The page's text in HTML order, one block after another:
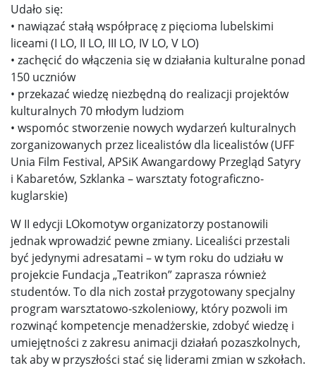
Udało się:
• nawiązać stałą współpracę z pięcioma lubelskimi
liceami (I LO, II LO, III LO, IV LO, V LO)
• zachęcić do włączenia się w działania kulturalne ponad
150 uczniów
• przekazać wiedzę niezbędną do realizacji projektów
kulturalnych 70 młodym ludziom
• wspomóc stworzenie nowych wydarzeń kulturalnych
zorganizowanych przez licealistów dla licealistów (UFF
Unia Film Festival, APSiK Awangardowy Przegląd Satyry
i Kabaretów, Szklanka – warsztaty fotograficzno-
kuglarskie)
W II edycji LOkomotyw organizatorzy postanowili
jednak wprowadzić pewne zmiany. Licealiści przestali
być jedynymi adresatami – w tym roku do udziału w
projekcie Fundacja „Teatrikon” zaprasza również
studentów. To dla nich został przygotowany specjalny
program warsztatowo-szkoleniowy, który pozwoli im
rozwinąć kompetencje menadżerskie, zdobyć wiedzę i
umiejętności z zakresu animacji działań pozaszkolnych,
tak aby w przyszłości stać się liderami zmian w szkołach.